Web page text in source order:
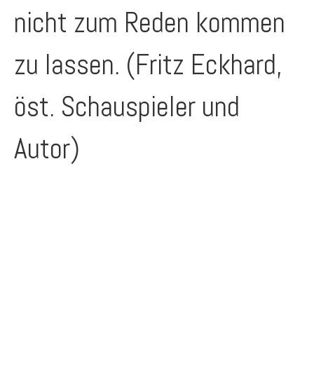
nicht zum Reden kommen
zu lassen. (Fritz Eckhard,
öst. Schauspieler und
Autor)